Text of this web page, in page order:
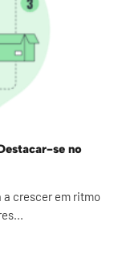
se no
a crescer em ritmo